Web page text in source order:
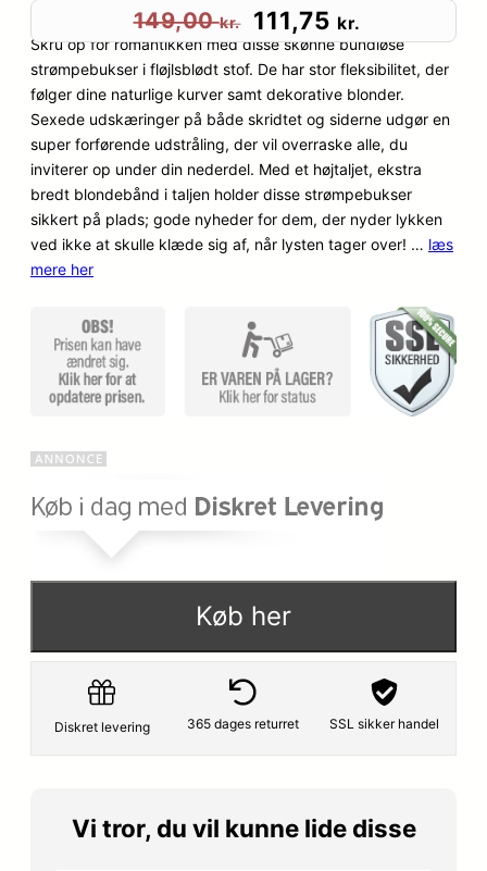
som
af 5
baseret
på
kundebed
ømmels
er
149,00kr.
D
e
n
o
p
r
d
e
g
i
s
v
r
111,75 kr.
e
n
a
k
t
e
r
:
1
1
Skru op for romantikken med disse skønne bundløse
strømpebukser i fløjlsblødt stof. De har stor fleksibilitet, der
følger dine naturlige kurver samt dekorative blonder.
Sexede udskæringer på både skridtet og siderne udgør en
super forførende udstråling, der vil overraske alle, du
inviterer op under din nederdel. Med et højtaljet, ekstra
bredt blondebånd i taljen holder disse strømpebukser
sikkert på plads; gode nyheder for dem, der nyder lykken
ved ikke at skulle klæde sig af, når lysten tager over! … læs
mere her
Køb her
Diskret levering 365 dages returret SSL sikker handel
Vi tror, du vil kunne lide disse